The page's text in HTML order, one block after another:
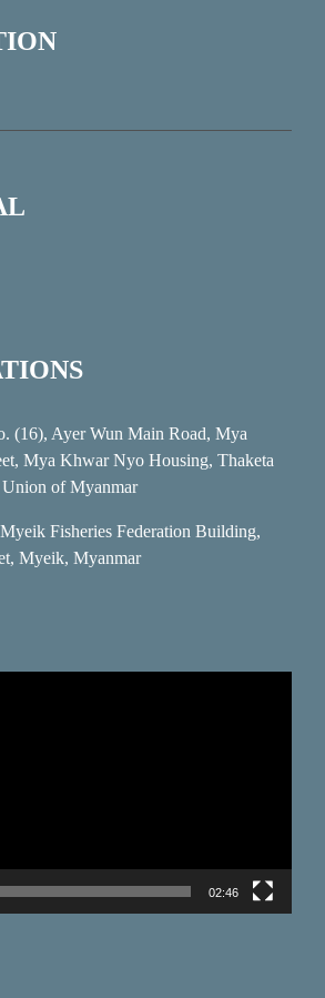
(16), Ayer Wun Main Road, Mya
Mya Khwar Nyo Housing, Thaketa
of Myanmar
Fisheries Federation Building,
Myeik, Myanmar
02:46